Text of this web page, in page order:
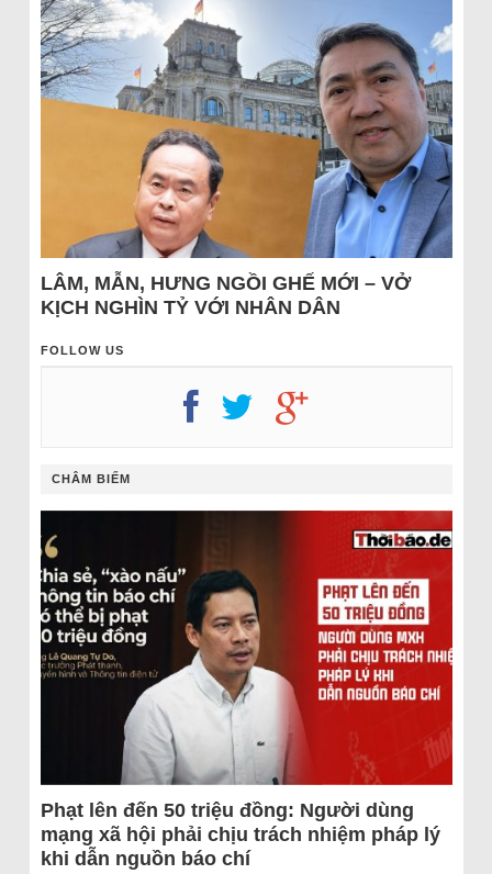
LÂM, MẪN, HƯNG NGỒI GHẾ MỚI – VỞ
KỊCH NGHÌN TỶ VỚI NHÂN DÂN
FOLLOW US
CHÂM BIẾM
Phạt lên đến 50 triệu đồng: Người dùng
mạng xã hội phải chịu trách nhiệm pháp lý
khi dẫn nguồn báo chí